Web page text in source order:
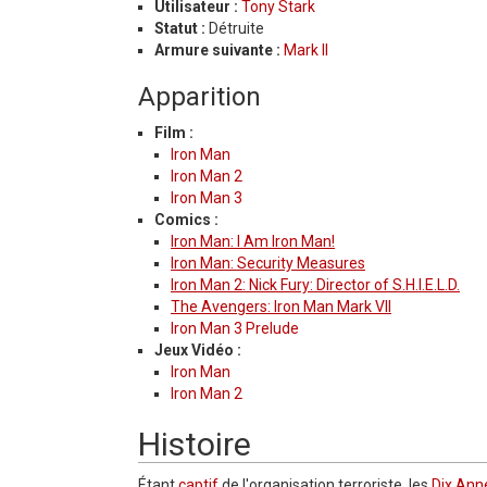
Utilisateur : Tony Stark
Statut : Détruite
Armure suivante : Mark II
Apparition
Film :
Iron Man
Iron Man 2
Iron Man 3
Comics :
Iron Man: I Am Iron Man!
Iron Man: Security Measures
Iron Man 2: Nick Fury: Director of S.H.I.E.L.D.
The Avengers: Iron Man Mark VII
Iron Man 3 Prelude
Jeux Vidéo :
Iron Man
Iron Man 2
Histoire